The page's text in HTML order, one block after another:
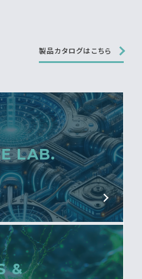
製品カタログはこちら
LAB.
&